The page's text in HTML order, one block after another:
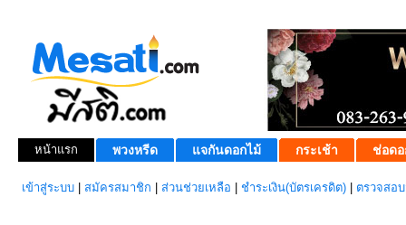
หน้าแรก พวงหรีด แจกันดอกไม้ กระเช้า ช่อดอ
เข้าสู่ระบบ สมัครสมาชิก ส่วนช่วยเหลือ ชำระเงิน(บัตรเครดิต) ตรวจสอ